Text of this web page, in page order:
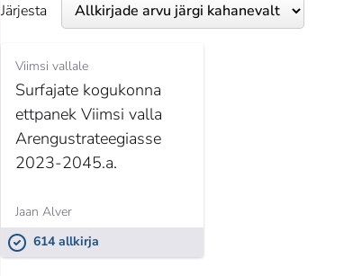
Järjesta
Viimsi vallale
Surfajate kogukonna
ettpanek Viimsi valla
Arengustrateegiasse
2023-2045.a.
Jaan Alver
614 allkirja